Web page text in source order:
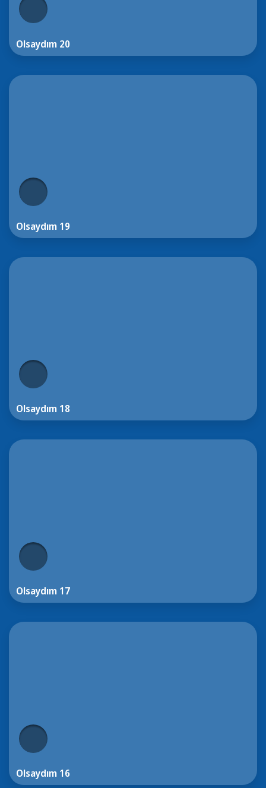
Olsaydım 20
Olsaydım 19
Olsaydım 18
Olsaydım 17
Olsaydım 16